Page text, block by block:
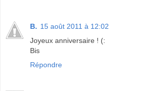
B. 15 août 2011 à 12:02
Joyeux anniversaire ! (:
Bis
Répondre